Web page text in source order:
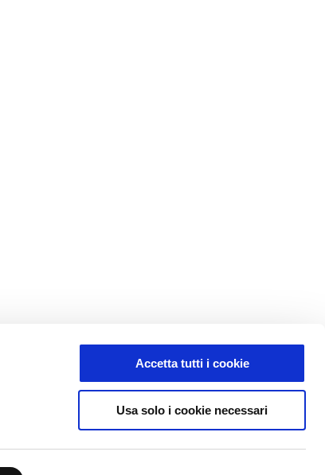
Accetta tutti i cookie
Usa solo i cookie necessari